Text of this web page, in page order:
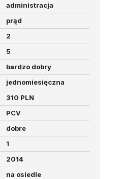
administracja
prąd
2
5
bardzo dobry
jednomiesięczna
310 PLN
PCV
dobre
1
2014
na osiedle